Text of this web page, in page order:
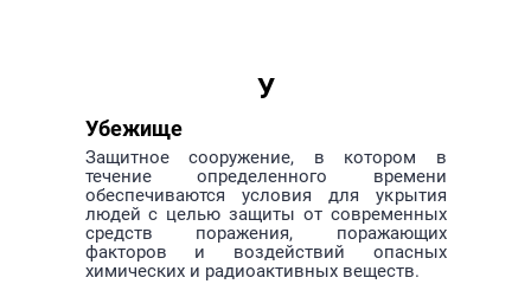
У
Убежище
Защитное сооружение, в котором в
течение определенного времени
обеспечиваются условия для укрытия
людей с целью защиты от современных
средств поражения, поражающих
факторов и воздействий опасных
химических и радиоактивных веществ.